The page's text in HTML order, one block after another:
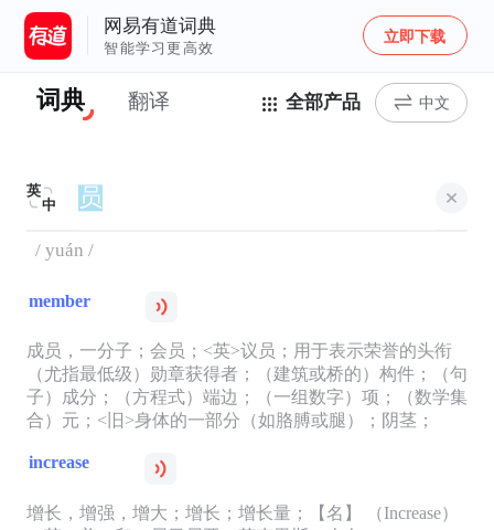
网易有道词典
智能学习更高效
立即下载
词典 翻译 全部产品 中文
英
中
/ yuán /
member
成员，一分子；会员；<英>议员；用于表示荣誉的头衔
（尤指最低级）勋章获得者；（建筑或桥的）构件；（句
子）成分；（方程式）端边；（一组数字）项；（数学集
合）元；<旧>身体的一部分（如胳膊或腿）；阴茎；
increase
增长，增强，增大；增长；增长量；【名】 （Increase）